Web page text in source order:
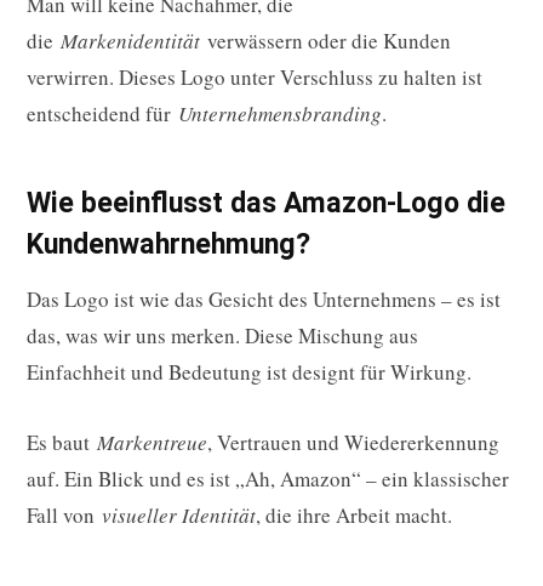
die Markenidentität verwässern oder die Kunden
verwirren. Dieses Logo unter Verschluss zu halten ist
entscheidend für Unternehmensbranding.
Wie beeinflusst das Amazon-Logo die
Kundenwahrnehmung?
Das Logo ist wie das Gesicht des Unternehmens – es ist
das, was wir uns merken. Diese Mischung aus
Einfachheit und Bedeutung ist designt für Wirkung.
Es baut Markentreue, Vertrauen und Wiedererkennung
auf. Ein Blick und es ist „Ah, Amazon“ – ein klassischer
Fall von visueller Identität, die ihre Arbeit macht.